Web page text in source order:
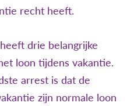
recht heeft.
drie belangrijke
loon tijdens vakantie.
arrest is dat de
zijn normale loon